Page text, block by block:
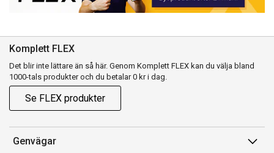
Komplett FLEX
Det blir inte lättare än så här. Genom Komplett FLEX kan du välja bland
1000-tals produkter och du betalar 0 kr i dag.
Se FLEX produkter
Genvägar